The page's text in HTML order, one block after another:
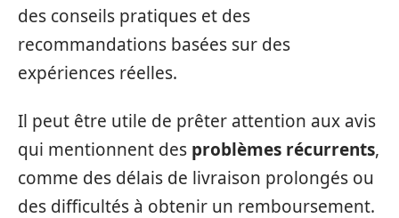
des conseils pratiques et des
recommandations basées sur des
expériences réelles.
Il peut être utile de prêter attention aux avis
qui mentionnent des problèmes récurrents,
comme des délais de livraison prolongés ou
des difficultés à obtenir un remboursement.